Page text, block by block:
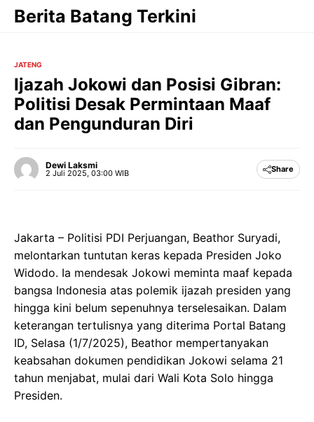
Langsung
Berita Batang Terkini
JATENG
Ijazah Jokowi dan Posisi Gibran:
Politisi Desak Permintaan Maaf
dan Pengunduran Diri
Dewi Laksmi
2 Juli 2025, 03:00 WIB Share
Jakarta – Politisi PDI Perjuangan, Beathor Suryadi,
melontarkan tuntutan keras kepada Presiden Joko
Widodo. Ia mendesak Jokowi meminta maaf kepada
bangsa Indonesia atas polemik ijazah presiden yang
hingga kini belum sepenuhnya terselesaikan. Dalam
keterangan tertulisnya yang diterima Portal Batang
ID, Selasa (1/7/2025), Beathor mempertanyakan
keabsahan dokumen pendidikan Jokowi selama 21
tahun menjabat, mulai dari Wali Kota Solo hingga
Presiden.